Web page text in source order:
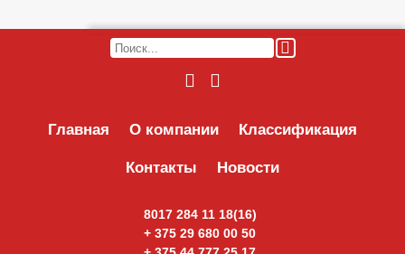
Главная О компании Классификация
Контакты Новости
8017 284 11 18(16)
+ 375 29 680 00 50
ОТПРАВИТЬ ПИСЬМО